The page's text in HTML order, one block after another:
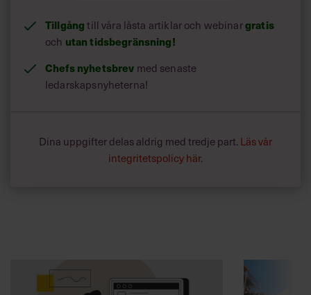
Tillgång till våra låsta artiklar och webinargratis
och utan tidsbegränsning!
Chefs nyhetsbrev med senaste
ledarskapsnyheterna!
Dina uppgifter delas aldrig med tredje part. Läs vår
integritetspolicy här.